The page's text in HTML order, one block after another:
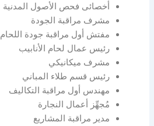
أخصائى فحص الأصول المدنية
مشرف مراقبة الجودة
مفتش أول مراقبة جودة اللحام
رئيس عمال لحام الأنابيب
مشرف ميكانيكي
رئيس قسم طلاء المباني
مهندس أول مراقبة التكاليف
مُجهِّز أعمال النجارة
مدير مراقبة المشاريع